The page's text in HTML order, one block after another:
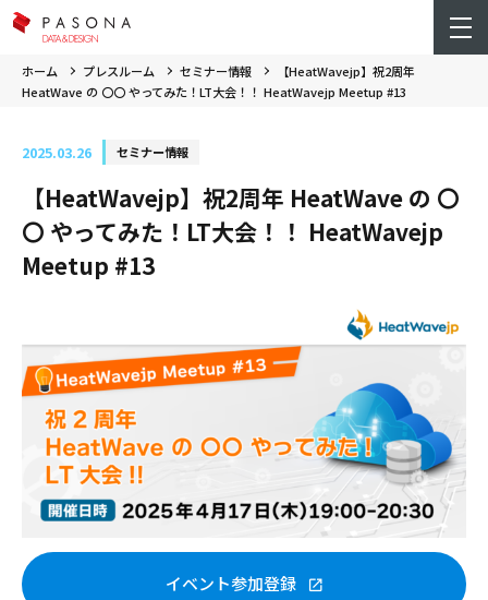
ホーム プレスルーム セミナー情報
【HeatWavejp】祝2周年
HeatWave の 〇〇 やってみた！LT大会！！ HeatWavejp Meetup #13
2025.03.26 セミナー情報
【HeatWavejp】祝2周年 HeatWave の 〇
〇 やってみた！LT大会！！ HeatWavejp
Meetup #13
イベント参加登録